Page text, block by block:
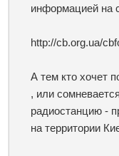
информацией на
http://cb.org.ua/
А тем кто хочет
, или
радиостанцию -
на территории